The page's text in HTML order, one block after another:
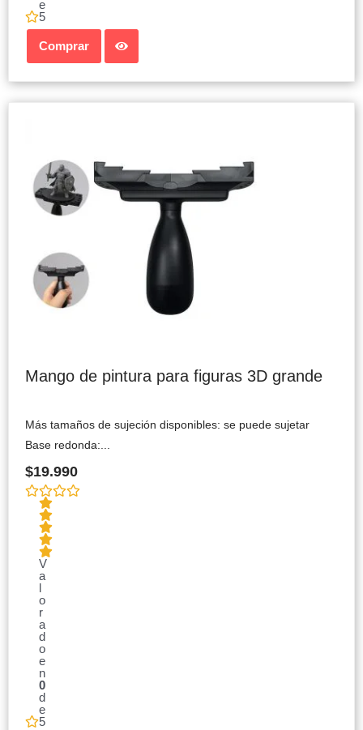
e
5
Comprar
Mango de pintura para figuras 3D grande
Más tamaños de sujeción disponibles: se puede sujetar
Base redonda:...
$19.990
V
a
l
o
r
a
d
o
e
n
0
d
e
5